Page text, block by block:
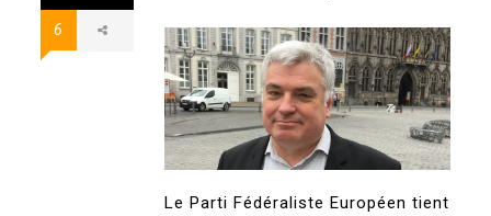
6
Le Parti Fédéraliste Européen tient